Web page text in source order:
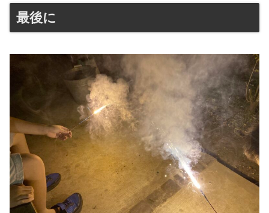
最後に